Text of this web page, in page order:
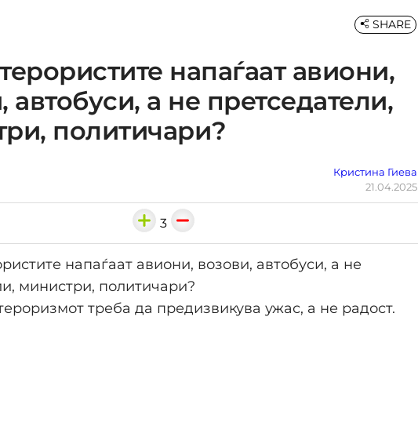
напаѓаат авиони,
автобуси, а не претседатели,
политичари?
Кристина Гиева
21.04.2025
SHARE
3
напаѓаат авиони, возови, автобуси, а не
министри, политичари?
треба да предизвикува ужас, а не радост.